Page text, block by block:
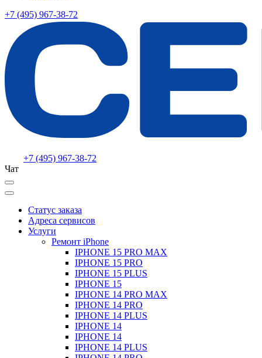
+7 (495) 967-38-72
+7 (495) 967-38-72
Чат
Статус заказа
Адреса сервисов
Услуги
Ремонт iPhone
IPHONE 15 PRO MAX
IPHONE 15 PRO
IPHONE 15 PLUS
IPHONE 15
IPHONE 14 PRO MAX
IPHONE 14 PRO
IPHONE 14 PLUS
IPHONE 14
IPHONE 14
IPHONE 14 PLUS